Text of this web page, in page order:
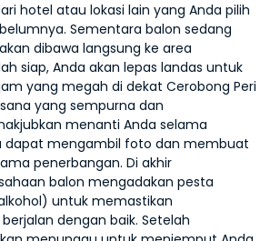
hotel atau lokasi lain yang Anda pilih
Sementara balon sedang
dibawa langsung ke area
siap, Anda akan lepas landas untuk
yang megah di dekat Cerobong Peri
yang sempurna dan
menanti Anda selama
dapat mengambil foto dan membuat
penerbangan. Di akhir
balon mengadakan pesta
untuk memastikan
dengan baik. Setelah